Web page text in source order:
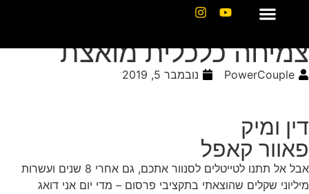
כלכלית
כלכלית מואצת
PowerCouple נובמבר 5, 2019
ומיק
קאפל
אבל אל תתנו לטייטלים לסנוור אתכם, גם אחרי 8 שנים ועשרות
שקלים שהוצאתי בתקציבי פרסום – מדי יום אני דואג